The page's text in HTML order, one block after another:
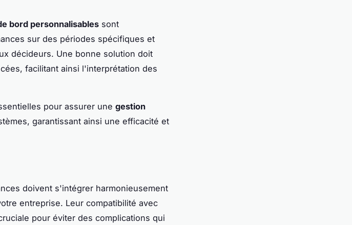
bord personnalisables sont
sur des périodes spécifiques et
décideurs. Une bonne solution doit
facilitant ainsi l'interprétation des
pour assurer une gestion
garantissant ainsi une efficacité et
doivent s'intégrer harmonieusement
entreprise. Leur compatibilité avec
pour éviter des complications qui